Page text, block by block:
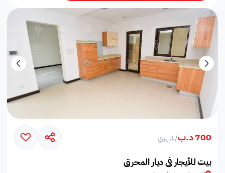
700 د.ب /شهري
بيت للأيجار في ديار المحرق